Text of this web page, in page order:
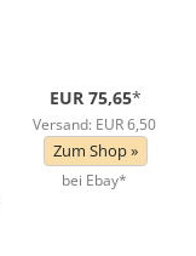
EUR 75,65*
Versand: EUR 6,50
Zum Shop »
bei Ebay*